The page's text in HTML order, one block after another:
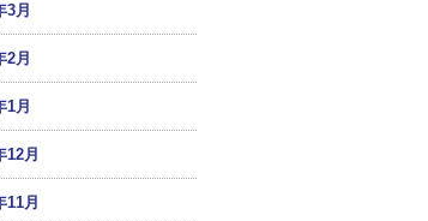
3月
2月
1月
12月
11月